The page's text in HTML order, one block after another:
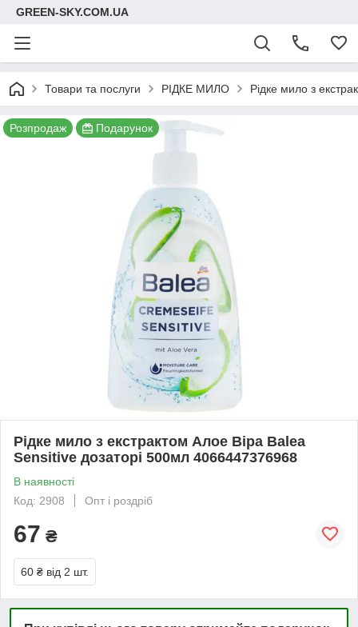
GREEN-SKY.COM.UA
Товари та послуги РІДКЕ МИЛО Рідке мило з
Розпродаж Подарунок
Рідке мило з екстрактом Алое Віра Balea
Sensitive дозаторі 500мл 4066447376968
В наявності
Код: 2908
Опт і роздріб
67 ₴
60 ₴ від 2 шт.